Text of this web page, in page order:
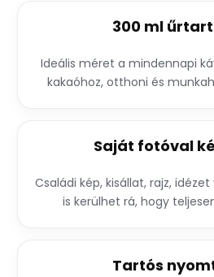
300 ml
Ideális méret a mindennapi
kakaóhoz, otthoni és
Saját fotóval
Családi kép, kisállat, rajz,
is kerülhet rá, hogy
Tartós